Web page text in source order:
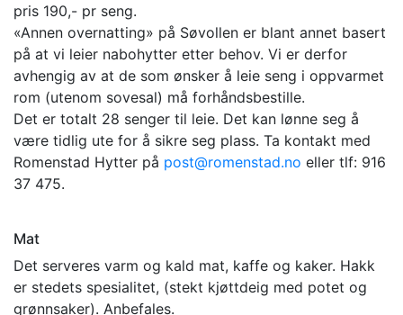
pris 190,- pr seng.
«Annen overnatting» på Søvollen er blant annet basert
på at vi leier nabohytter etter behov. Vi er derfor
avhengig av at de som ønsker å leie seng i oppvarmet
rom (utenom sovesal) må forhåndsbestille.
Det er totalt 28 senger til leie. Det kan lønne seg å
være tidlig ute for å sikre seg plass. Ta kontakt med
Romenstad Hytter på post@romenstad.no eller tlf: 916
37 475.
Mat
Det serveres varm og kald mat, kaffe og kaker. Hakk
er stedets spesialitet, (stekt kjøttdeig med potet og
grønnsaker). Anbefales.